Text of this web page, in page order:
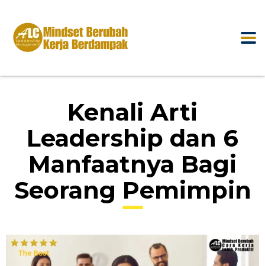
Kenali Arti
Leadership dan 6
Manfaatnya Bagi
Seorang Pemimpin